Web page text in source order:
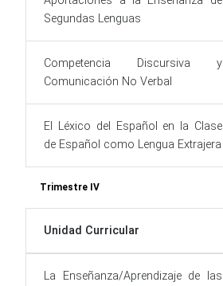
Segundas Lenguas
Competencia Discursiva y
Comunicación No Verbal
El Léxico del Español en la Clase
de Español como Lengua Extrajera
Trimestre IV
Unidad Curricular
La Enseñanza/Aprendizaje de las